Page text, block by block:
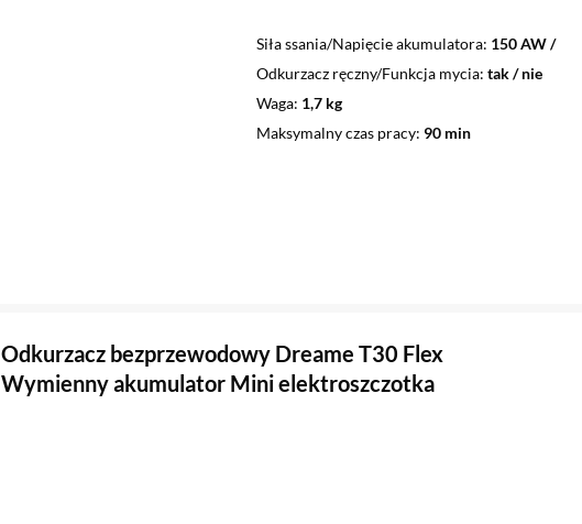
Siła ssania/Napięcie akumulatora 150 AW /
Odkurzacz ręczny/Funkcja mycia tak / nie
Waga 1,7 kg
Maksymalny czas pracy 90 min
Odkurzacz bezprzewodowy Dreame T30 Flex
Wymienny akumulator Mini elektroszczotka